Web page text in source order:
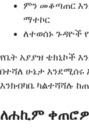
ምን መቆጣጠር
ማተኮር
ለተወሰኑ ጉዳዮች
የቤት አያያዝ ቴክኒኮች
በተሻለ ሁኔታ
እንክብካቤ ካልተሻሻሉ
ለሐኪም ቀጠሮዎ